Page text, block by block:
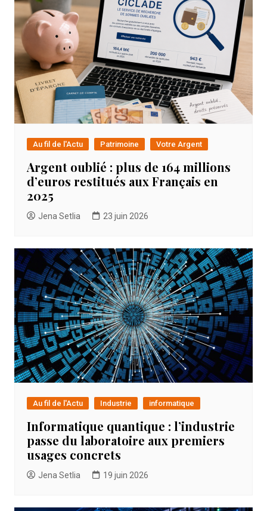
Au fil de l'Actu Patrimoine Votre Argent
Argent oublié : plus de 164 millions
d’euros restitués aux Français en
2025
Jena Setlia 23 juin 2026
Au fil de l'Actu Industrie informatique
Informatique quantique : l’industrie
passe du laboratoire aux premiers
usages concrets
Jena Setlia 19 juin 2026